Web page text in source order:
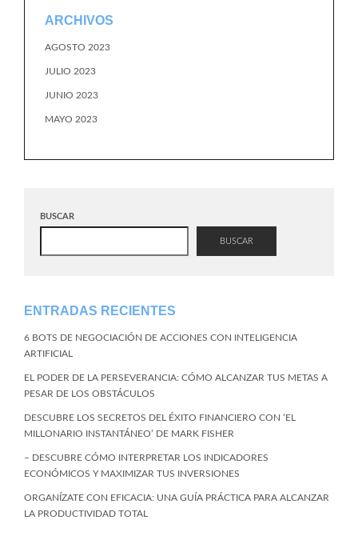
ARCHIVOS
AGOSTO 2023
JULIO 2023
JUNIO 2023
MAYO 2023
BUSCAR
BUSCAR
ENTRADAS RECIENTES
6 BOTS DE NEGOCIACIÓN DE ACCIONES CON INTELIGENCIA
ARTIFICIAL
EL PODER DE LA PERSEVERANCIA: CÓMO ALCANZAR TUS METAS A
PESAR DE LOS OBSTÁCULOS
DESCUBRE LOS SECRETOS DEL ÉXITO FINANCIERO CON ‘EL
MILLONARIO INSTANTÁNEO’ DE MARK FISHER
– DESCUBRE CÓMO INTERPRETAR LOS INDICADORES
ECONÓMICOS Y MAXIMIZAR TUS INVERSIONES
ORGANÍZATE CON EFICACIA: UNA GUÍA PRÁCTICA PARA ALCANZAR
LA PRODUCTIVIDAD TOTAL